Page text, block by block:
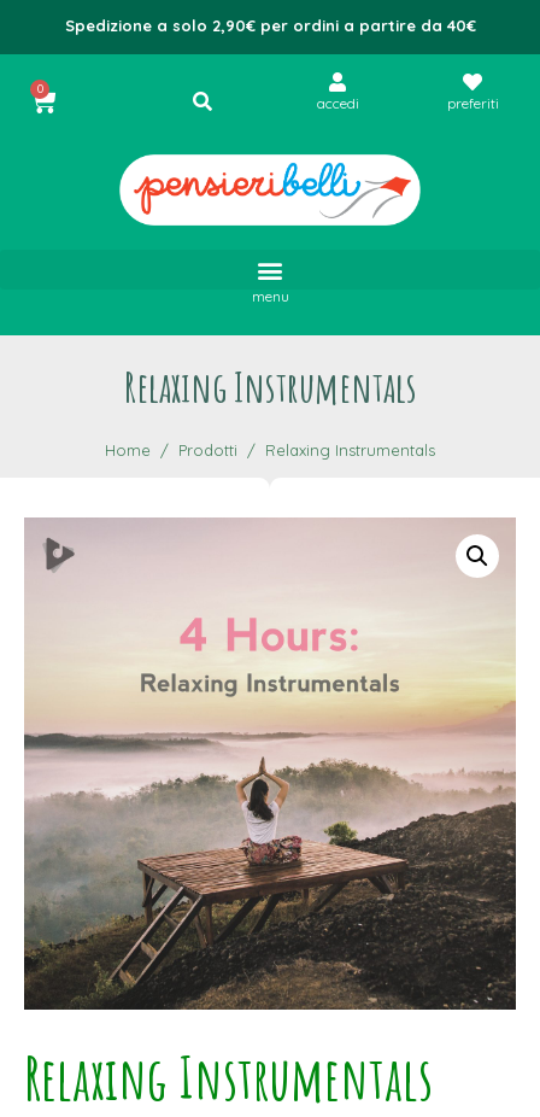
Spedizione a solo 2,90€ per ordini a partire da 40€
0
accedi preferiti
menu
Relaxing Instrumentals
Home Prodotti Relaxing Instrumentals
Relaxing Instrumentals